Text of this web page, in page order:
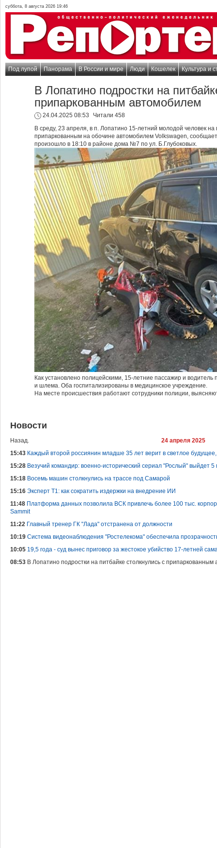
суббота, 8 августа 2026 19:46
Под лупой Панорама В России и мире Люди Кошелек Культура и
В Лопатино подростки на
припаркованным автомобилем
24.04.2025 08:53
Читали 458
В среду, 23 апреля, в п. Лопатино 15-летний молодой человек на
припаркованным на обочине автомобилем Volkswagen,
произошло в 18:10 в районе дома №7 по ул. Б.Глубоковых.
Как установлено полицейскими, 15-летние пассажир и водитель
и шлема. Оба госпитализированы в медицинское учреждение.
На месте происшествия работают сотрудники полиции,
Новости
Назад.
24 апреля 2025
15:43 Каждый второй россиянин младше 35 лет верит в светлое
15:28 Везучий командир: военно-исторический сериал "Рослый" выйдет
15:18 Восемь машин столкнулись на трассе под Самарой
15:16 Эксперт Т1: как сократить издержки на внедрение ИИ
11:48 Платформа данных позволила ВСК привлечь более 100 тыс.
Sammit
11:22 Главный тренер ГК "Лада" отстранена от должности
10:19 Система видеонаблюдения "Ростелекома" обеспечила
10:05 19,5 года - суд вынес приговор за жестокое убийство 17-летней
08:53 В Лопатино подростки на питбайке столкнулись с припаркованным